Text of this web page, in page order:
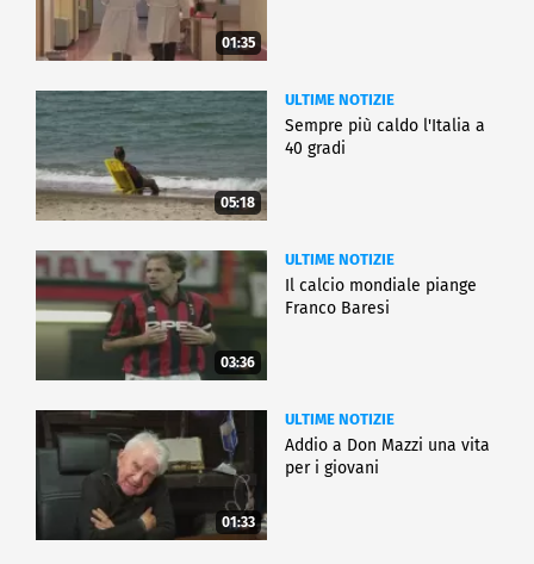
01:35
05:18
ULTIME NOTIZIE
Sempre più caldo l'Italia a
40 gradi
03:36
ULTIME NOTIZIE
Il calcio mondiale piange
Franco Baresi
01:33
ULTIME NOTIZIE
Addio a Don Mazzi una vita
per i giovani